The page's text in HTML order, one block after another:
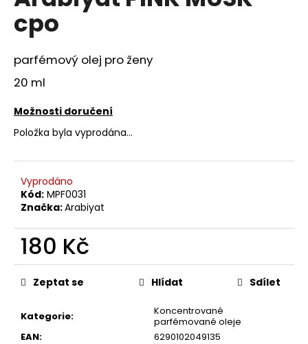
z
hvězdiček.
cpo
parfémový olej pro ženy
20 ml
Možnosti doručení
Položka byla vyprodána…
Vyprodáno
Kód: MPF0031
Značka:Arabiyat
180 Kč
Měrná
cena:
Kategorie:
Koncentrované
parfémované oleje
EAN:
6290102049135
Zeptat se Hlídat Sdílet
a
j
í
t
?
HLEDAT
o
o
č
u